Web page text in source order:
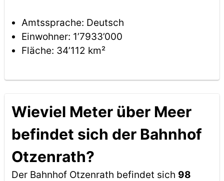
Amtssprache: Deutsch
Einwohner: 1’7933’000
Fläche: 34’112 km²
Wieviel Meter über Meer
befindet sich der Bahnhof
Otzenrath?
Der Bahnhof Otzenrath befindet sich 98